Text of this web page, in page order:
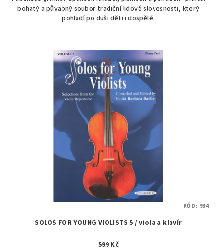
bohatý a půvabný soubor tradiční lidové slovesnosti, který
pohladí po duši děti i dospělé.
SOLOS FOR YOUNG VIOLISTS 5 / viola a klavír
599 Kč
KÓD: 934